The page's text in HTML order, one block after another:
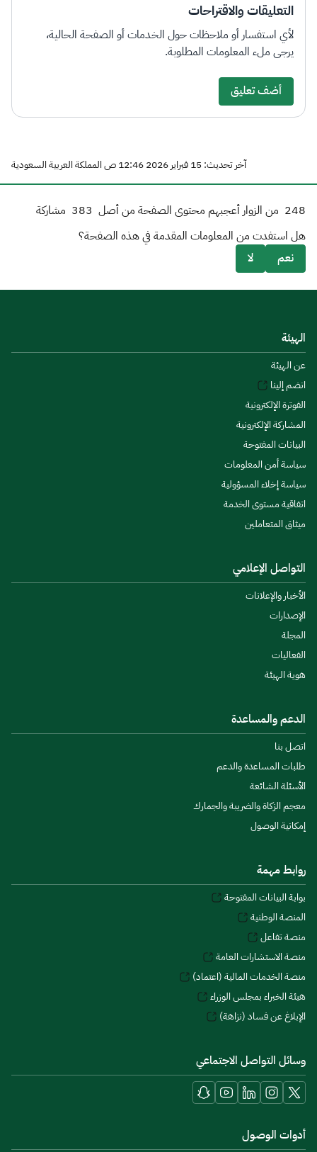
التعليقات والاقتراحات
لأي استفسار أو ملاحظات حول الخدمات أو الصفحة الحالية،
يرجى ملء المعلومات المطلوبة.
أضف تعليق
آخر تحديث: 15 فبراير 2026 12:46 ص المملكة العربية السعودية
248 من الزوار أعجبهم محتوى الصفحة من أصل 383 مشاركة
هل استفدت من المعلومات المقدمة في هذه الصفحة؟
نعم
لا
الهيئة
عن الهيئة
انضم إلينا
الفوترة الإلكترونية
المشاركة الإلكترونية
البيانات المفتوحة
سياسة أمن المعلومات
سياسة إخلاء المسؤولية
اتفاقية مستوى الخدمة
ميثاق المتعاملين
التواصل الإعلامي
الأخبار والإعلانات
الإصدارات
المجلة
الفعاليات
هوية الهيئة
الدعم والمساعدة
اتصل بنا
طلبات المساعدة والدعم
الأسئلة الشائعة
معجم الزكاة والضريبة والجمارك
إمكانية الوصول
روابط مهمة
بوابة البيانات المفتوحة
المنصة الوطنية
منصة تفاعل
منصة الاستشارات العامة
منصة الخدمات المالية (اعتماد)
هيئة الخبراء بمجلس الوزراء
الإبلاغ عن فساد (نزاهة)
وسائل التواصل الاجتماعي
أدوات الوصول